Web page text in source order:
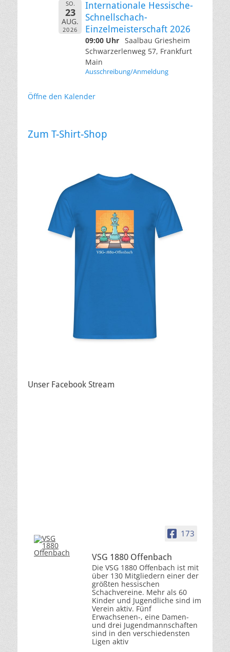
SO.
23
AUG.
2026
Internationale Hessische-
Schnellschach-
Einzelmeisterschaft 2026
09:00 Uhr Saalbau Griesheim
Schwarzerlenweg 57, Frankfurt
Main
Ausschreibung/Anmeldung
Öffne den Kalender
Zum T-Shirt-Shop
Unser Facebook Stream
173
VSG 1880 Offenbach
Die VSG 1880 Offenbach ist mit
über 130 Mitgliedern einer der
größten hessischen
Schachvereine. Mehr als 60
Kinder und Jugendliche sind im
Verein aktiv. Fünf
Erwachsenen-, eine Damen-
und drei Jugendmannschaften
sind in den verschiedensten
Ligen aktiv